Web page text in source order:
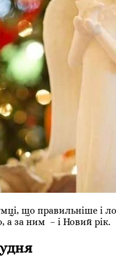
що правильніше і
а за ним – і Новий рік.